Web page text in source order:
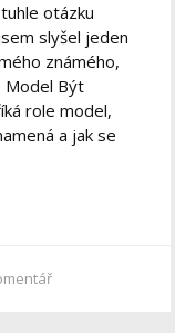
otázku
slyšel jeden
známého,
Model Být
role model,
a jak se